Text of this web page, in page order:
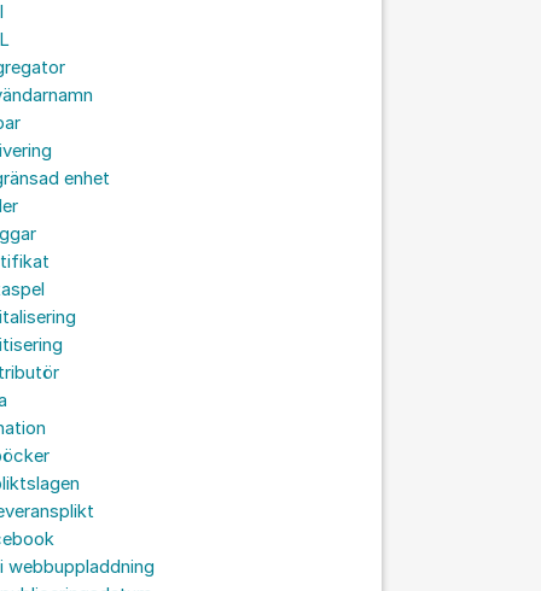
enhet
webbuppladdning